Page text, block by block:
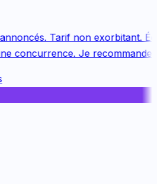
Tarif non exorbitant.
concurrence. Je recommande